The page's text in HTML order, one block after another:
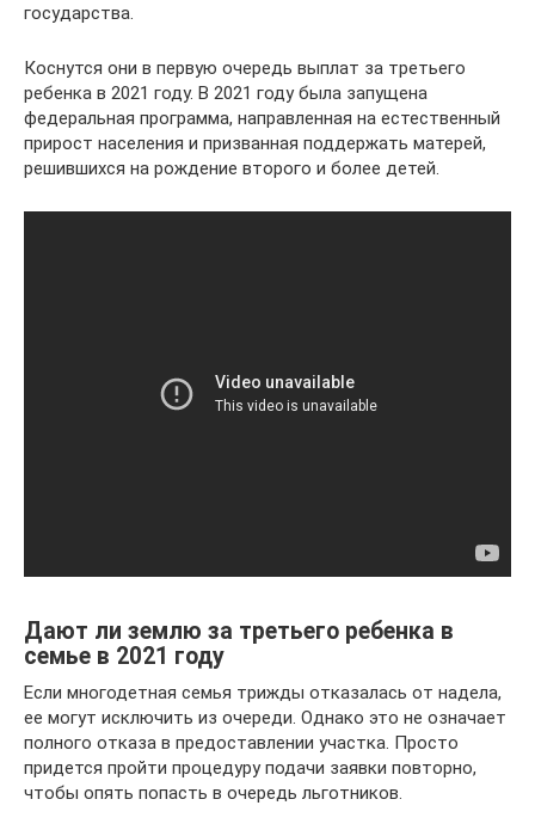
государства.
Коснутся они в первую очередь выплат за третьего
ребенка в 2021 году. В 2021 году была запущена
федеральная программа, направленная на естественный
прирост населения и призванная поддержать матерей,
решившихся на рождение второго и более детей.
Дают ли землю за третьего ребенка в
семье в 2021 году
Если многодетная семья трижды отказалась от надела,
ее могут исключить из очереди. Однако это не означает
полного отказа в предоставлении участка. Просто
придется пройти процедуру подачи заявки повторно,
чтобы опять попасть в очередь льготников.